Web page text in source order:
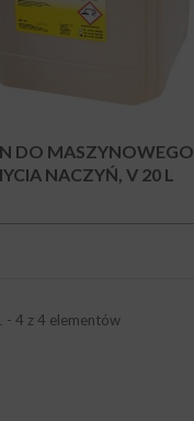
DO MASZYNOWEGO
NACZYŃ, V 20 L
- 4 z 4 elementów